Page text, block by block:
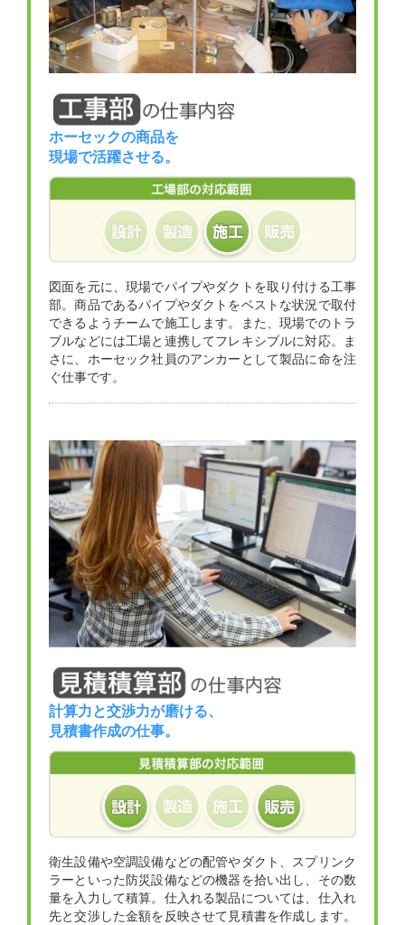
ホーセックの商品を
現場で活躍させる。
図面を元に、現場でパイプやダクトを取り付ける工事
部。商品であるパイプやダクトをベストな状況で取付
できるようチームで施工します。また、現場でのトラ
ブルなどには工場と連携してフレキシブルに対応。ま
さに、ホーセック社員のアンカーとして製品に命を注
ぐ仕事です。
計算力と交渉力が磨ける、
見積書作成の仕事。
衛生設備や空調設備などの配管やダクト、スプリンク
ラーといった防災設備などの機器を拾い出し、その数
量を入力して積算。仕入れる製品については、仕入れ
先と交渉した金額を反映させて見積書を作成します。